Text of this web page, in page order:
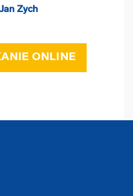
Jan Zych
ONLINE